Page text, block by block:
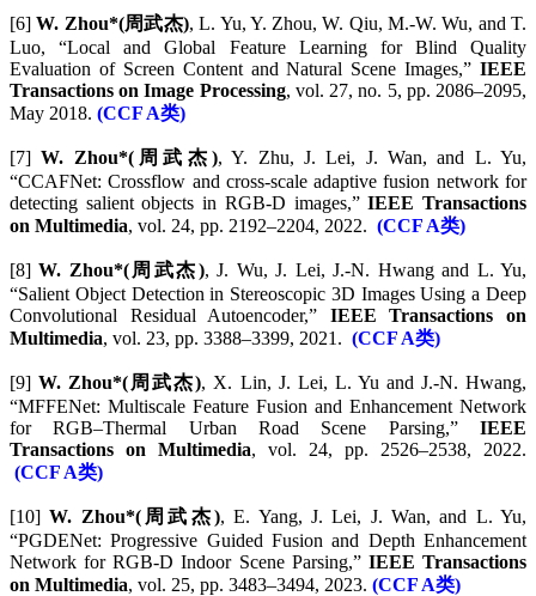
[6]W. Zhou*(周武杰), L. Yu, Y. Zhou, W. Qiu, M.-W. Wu, and T.
Luo, “Local and Global Feature Learning for Blind Quality
Evaluation of Screen Content and Natural Scene Images,” IEEE
Transactions on Image Processing, vol. 27, no. 5, pp. 2086–2095,
May 2018. (CCF A类)
[7] W. Zhou*(周武杰), Y. Zhu, J. Lei, J. Wan, and L. Yu,
“CCAFNet: Crossflow and cross-scale adaptive fusion network for
detecting salient objects in RGB-D images,”IEEE Transactions
on Multimedia, vol. 24, pp. 2192–2204, 2022. (CCF A类)
[8]W. Zhou*(周武杰), J. Wu, J. Lei, J.-N. Hwang and L. Yu,
“Salient Object Detection in Stereoscopic 3D Images Using a Deep
Convolutional Residual Autoencoder,” IEEE Transactions on
Multimedia, vol. 23, pp. 3388–3399, 2021. (CCF A类)
[9]W. Zhou*(周武杰), X. Lin, J. Lei, L. Yu and J.-N. Hwang,
“MFFENet: Multiscale Feature Fusion and Enhancement Network
for RGB–Thermal Urban Road Scene Parsing,”IEEE
Transactions on Multimedia, vol. 24, pp. 2526–2538, 2022.
(CCF A类)
[10]W. Zhou*(周武杰), E. Yang, J. Lei, J. Wan, and L. Yu,
“PGDENet: Progressive Guided Fusion and Depth Enhancement
Network for RGB-D Indoor Scene Parsing,” IEEE Transactions
on Multimedia, vol. 25, pp. 3483–3494, 2023. (CCF A类)